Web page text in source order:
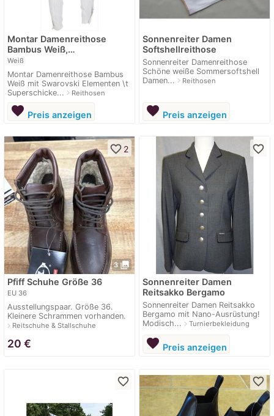
Montar Damenreithose
Bambus Weiß,…
Weiß
Montar Damenreithose Bambus
Weiß mit Swarovski Elementen \t
Superschicke... navigate_nextReithosen
favorite Preis anzeigen
Sonnenreiter Damen
Softshellreithose
Sonnenreiter Damenreithose
Schöne weiße Sommersoftshell
Damen... navigate_nextReithosen
favorite Preis anzeigen
3 photo_library
favorite_border 2
Pfiff Schuhe Größe 36
EU 36
Ausstellungspaar. Größe 36.
Kleinere Schrammen vorhanden.
navigate_nextReitschuhe & Stallschuhe
20 €
favorite_border
Sonnenreiter Damen
Reitsakko Bergamo
Sonnenreiter Damen Reitsakko
Bergamo mit Nano-Ausrüstung!
Modisch... navigate_nextTurnierbekleidung
favorite Preis anzeigen
favorite_border favorite_border